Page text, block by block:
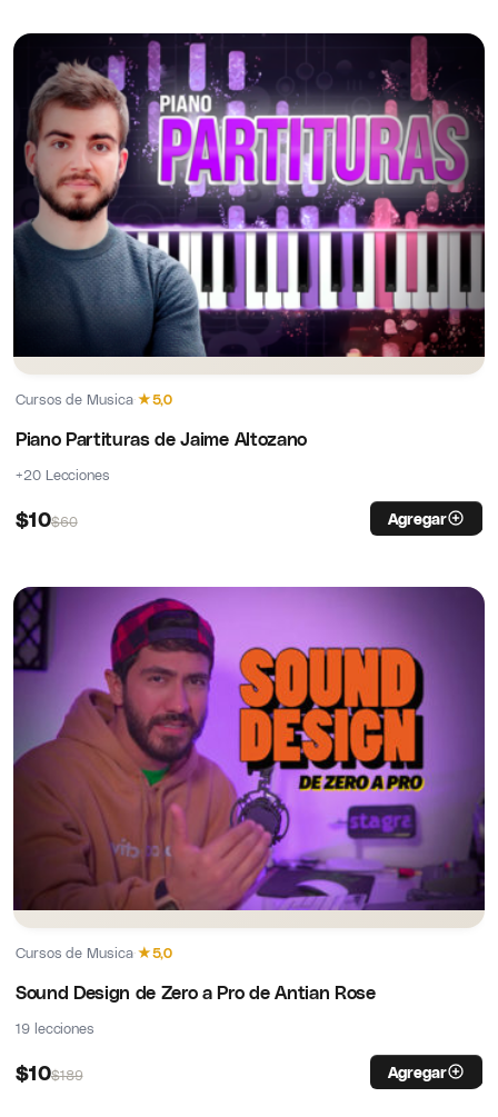
Cursos de Musica·★5,0
Piano Partituras de Jaime Altozano
+20 Lecciones
$10$60 Agregar
Cursos de Musica·★5,0
Sound Design de Zero a Pro de Antian Rose
19 lecciones
$10$189 Agregar